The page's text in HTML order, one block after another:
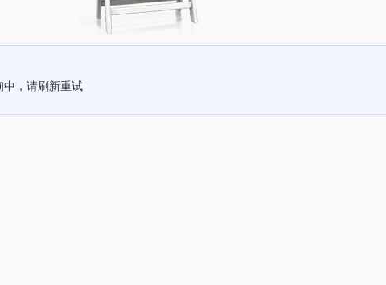
中，请刷新重试